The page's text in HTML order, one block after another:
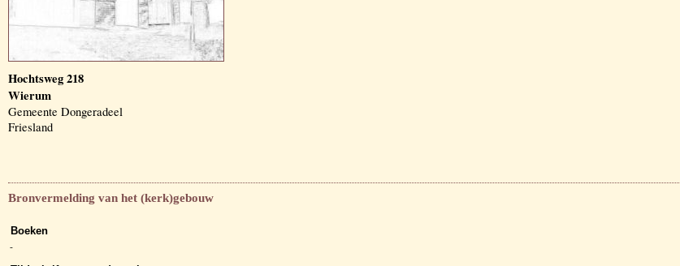
Hochtsweg 218
Wierum
Gemeente Dongeradeel
Friesland
Bronvermelding van het (kerk)gebouw
Boeken
-